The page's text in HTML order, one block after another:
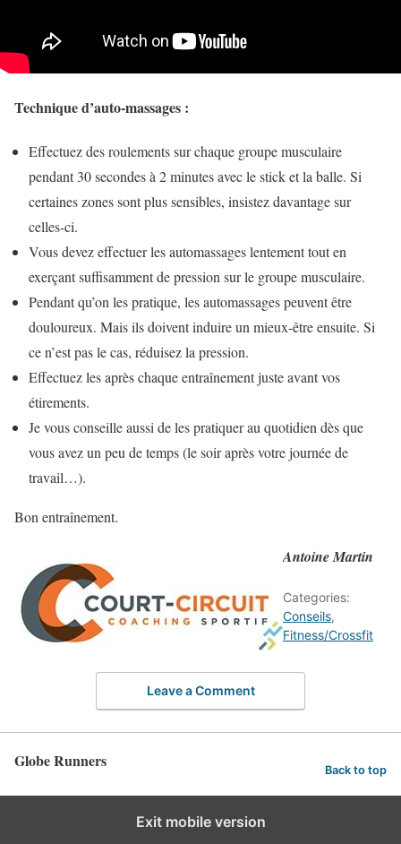
Technique d’auto-massages :
Effectuez des roulements sur chaque groupe musculaire
pendant 30 secondes à 2 minutes avec le stick et la balle. Si
certaines zones sont plus sensibles, insistez davantage sur
celles-ci.
Vous devez effectuer les automassages lentement tout en
exerçant suffisamment de pression sur le groupe musculaire.
Pendant qu’on les pratique, les automassages peuvent être
douloureux. Mais ils doivent induire un mieux-être ensuite. Si
ce n’est pas le cas, réduisez la pression.
Effectuez les après chaque entraînement juste avant vos
étirements.
Je vous conseille aussi de les pratiquer au quotidien dès que
vous avez un peu de temps (le soir après votre journée de
travail…).
Bon entraînement.
Antoine Martin
Categories:
Conseils,
Fitness/Crossfit
Leave a Comment
Globe Runners Back to top
Exit mobile version